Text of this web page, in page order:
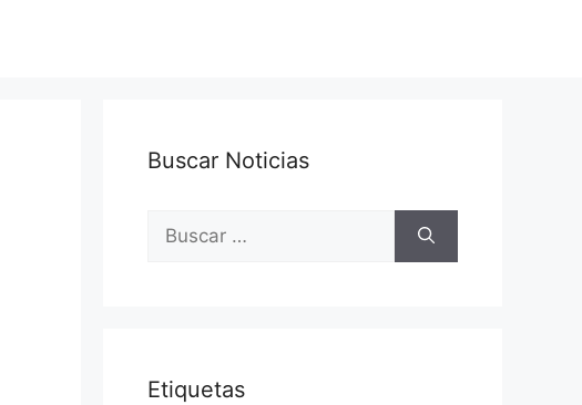
Buscar Noticias
Buscar:
Etiquetas